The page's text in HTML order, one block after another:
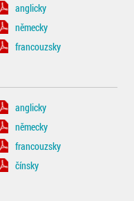
anglicky
německy
francouzsky
anglicky
německy
francouzsky
čínsky